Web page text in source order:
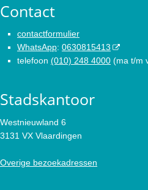
Contact
contactformulier
WhatsApp: 0630815413
telefoon (010) 248 4000 (ma t/m
Stadskantoor
Westnieuwland 6
3131 VX Vlaardingen
Overige bezoekadressen